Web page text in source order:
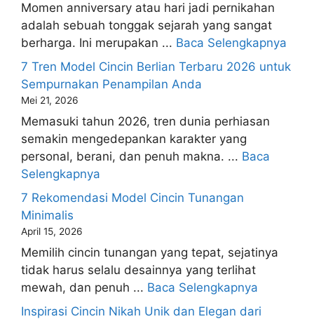
Momen anniversary atau hari jadi pernikahan
adalah sebuah tonggak sejarah yang sangat
berharga. Ini merupakan ... Baca Selengkapnya
7 Tren Model Cincin Berlian Terbaru 2026 untuk
Sempurnakan Penampilan Anda
Mei 21, 2026
Memasuki tahun 2026, tren dunia perhiasan
semakin mengedepankan karakter yang
personal, berani, dan penuh makna. ... Baca
Selengkapnya
7 Rekomendasi Model Cincin Tunangan
Minimalis
April 15, 2026
Memilih cincin tunangan yang tepat, sejatinya
tidak harus selalu desainnya yang terlihat
mewah, dan penuh ... Baca Selengkapnya
Inspirasi Cincin Nikah Unik dan Elegan dari